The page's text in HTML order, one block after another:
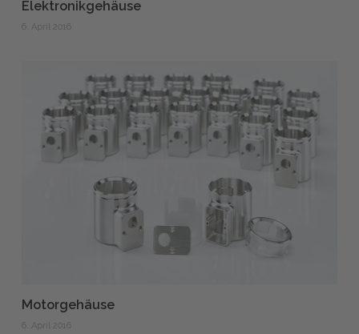
Elektronikgehäuse
6. April 2016
Motorgehäuse
6. April 2016